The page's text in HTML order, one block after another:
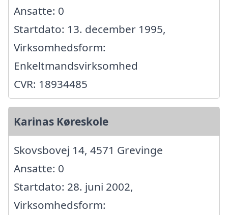
Ansatte: 0
Startdato: 13. december 1995,
Virksomhedsform:
Enkeltmandsvirksomhed
CVR: 18934485
Karinas Køreskole
Skovsbovej 14, 4571 Grevinge
Ansatte: 0
Startdato: 28. juni 2002,
Virksomhedsform: